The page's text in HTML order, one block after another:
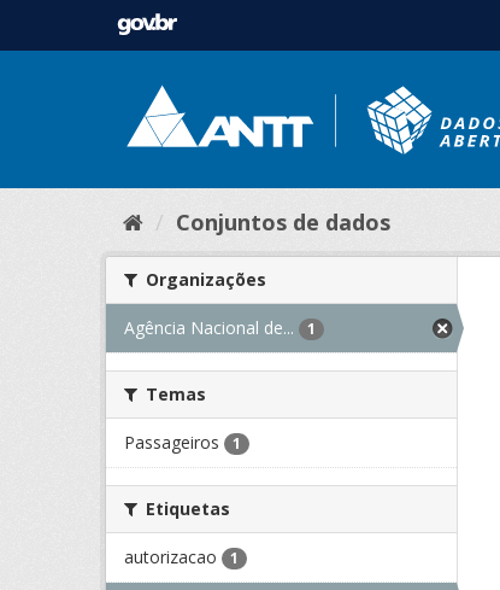
Conjuntos de dados
Organizações
Agência Nacional de... 1
Temas
Passageiros 1
Etiquetas
autorizacao 1